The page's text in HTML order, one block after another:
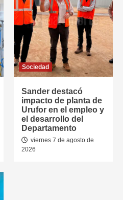
Sociedad
Sander destacó
impacto de planta de
Urufor en el empleo y
el desarrollo del
Departamento
viernes 7 de agosto de
2026